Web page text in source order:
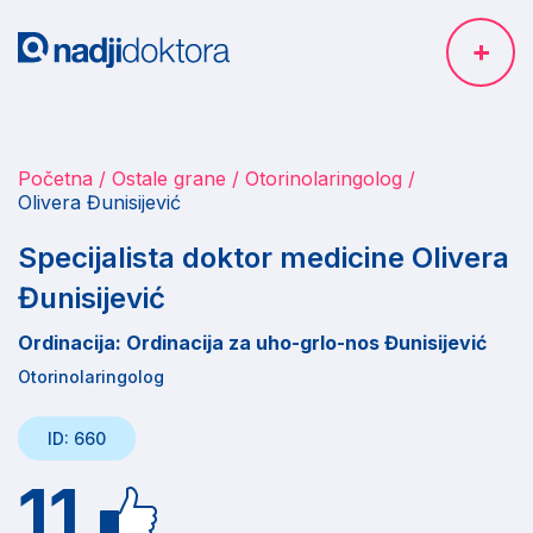
Početna Ostale grane
Otorinolaringolog
Olivera Đunisijević
Specijalista doktor medicine Olivera
Đunisijević
Ordinacija: Ordinacija za uho-grlo-nos Đunisijević
Otorinolaringolog
ID: 660
11